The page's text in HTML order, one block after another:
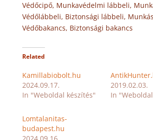
Védőcipő, Munkavédelmi lábbeli,
Védőlábbeli, Biztonsági lábbeli,
Védőbakancs, Biztonsági bakancs
Related
Kamillabiobolt.hu
2024.09.17.
In "Weboldal készítés"
2019.02.03.
In
Lomtalanitas-
budapest.hu